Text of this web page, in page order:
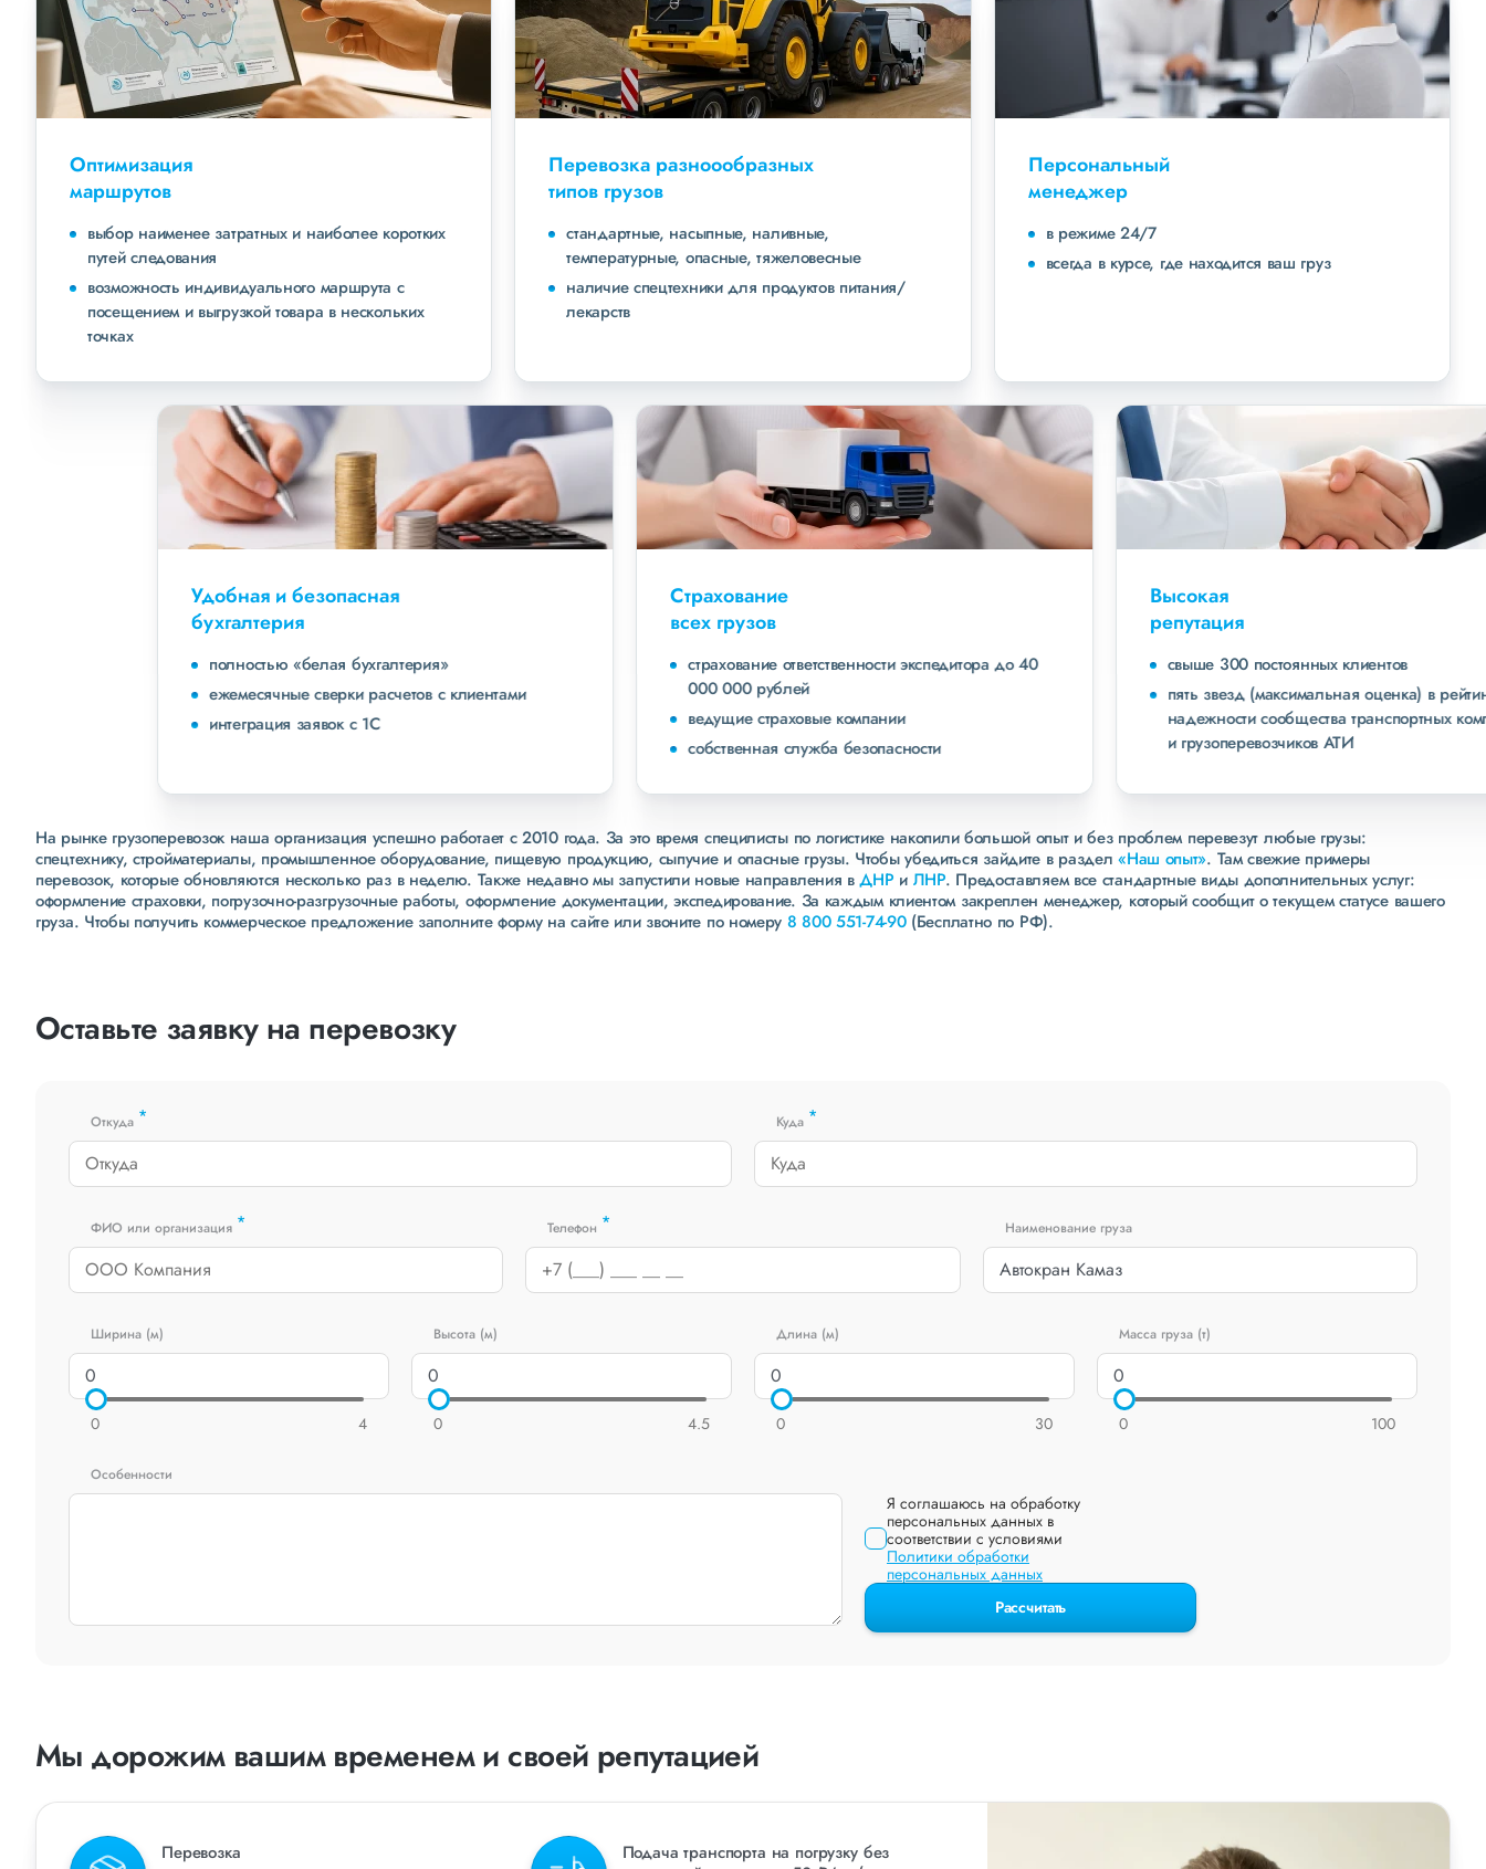
Оптимизация
маршрутов
выбор наименее затратных и наиболее коротких
путей следования
возможность индивидуального маршрута с
посещением и выгрузкой товара в нескольких
точках
Перевозка разноообразных
типов грузов
стандартные, насыпные, наливные,
температурные, опасные, тяжеловесные
наличие спецтехники для продуктов питания/
лекарств
Персональный
менеджер
в режиме 24/7
всегда в курсе, где находится ваш груз
Удобная и безопасная
полностью «белая бухгалтерия»
ежемесячные сверки расчетов с клиентами
интеграция заявок с 1С
страхование ответственности экспедитора до 40
ведущие страховые компании
собственная служба безопасности
свыше 300 постоянных клиентов
пять звезд (максимальная оценка) в рейтинге
надежности сообщества транспортных компаний
и грузоперевозчиков АТИ
На рынке грузоперевозок наша организация успешно работает с 2010 года. За это время специлисты по логистике накопили большой опыт и без проблем перевезут любые грузы:
спецтехнику, стройматериалы, промышленное оборудование, пищевую продукцию, сыпучие и опасные грузы. Чтобы убедиться зайдите в раздел«Наш опыт». Там свежие примеры
перевозок, которые обновляются несколько раз в неделю. Также недавно мы запустили новые направления вДНР и ЛНР. Предоставляем все стандартные виды дополнительных услуг:
оформление страховки, погрузочно-разгрузочные работы, оформление документации, экспедирование. За каждым клиентом закреплен менеджер, который сообщит о текущем статусе вашего
груза. Чтобы получить коммерческое предложение заполните форму на сайте или звоните по номеру 8 800 551-74-90(Бесплатно по РФ).
Оставьте заявку на перевозку
Откуда * Куда *
ФИО или организация * Телефон * Наименование груза
Ширина (м)
0 4
Высота (м)
0 4.5
Длина (м)
0 30
Масса груза (т)
0 100
Особенности
Я соглашаюсь на обработку
персональных данных в
соответствии с условиями
Политики обработки
персональных данных
Рассчитать
Мы дорожим вашим временем и своей репутацией
Перевозка
Подача транспорта на погрузку без